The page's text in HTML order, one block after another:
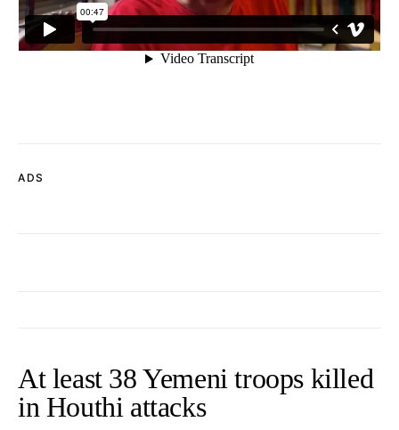
ADS
At least 38 Yemeni troops killed
in Houthi attacks